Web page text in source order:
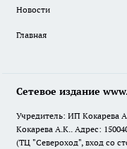
Новости
Главная
Сетевое издание
Учредитель: ИП Кокарева
Кокарева А.К.. Адрес:
(ТЦ "Североход", вход со